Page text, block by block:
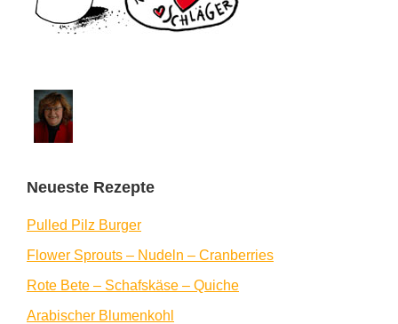
Neueste Rezepte
Pulled Pilz Burger
Flower Sprouts – Nudeln – Cranberries
Rote Bete – Schafskäse – Quiche
Arabischer Blumenkohl